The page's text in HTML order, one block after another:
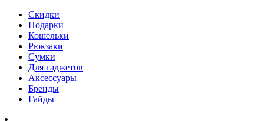
Скидки
Подарки
Кошельки
Рюкзаки
Сумки
Для гаджетов
Аксессуары
Бренды
Гайды